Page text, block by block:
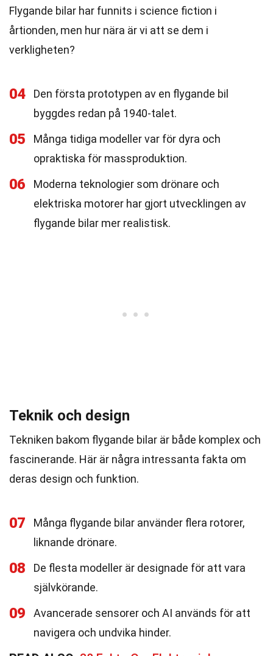
Flygande bilar har funnits i science fiction i
årtionden, men hur nära är vi att se dem i
verkligheten?
04
Den första prototypen av en flygande bil
byggdes redan på 1940-talet.
05
Många tidiga modeller var för dyra och
opraktiska för massproduktion.
06
Moderna teknologier som drönare och
elektriska motorer har gjort utvecklingen av
flygande bilar mer realistisk.
Teknik och design
Tekniken bakom flygande bilar är både komplex och
fascinerande. Här är några intressanta fakta om
deras design och funktion.
07
Många flygande bilar använder flera rotorer,
liknande drönare.
08
De flesta modeller är designade för att vara
självkörande.
09
Avancerade sensorer och AI används för att
navigera och undvika hinder.